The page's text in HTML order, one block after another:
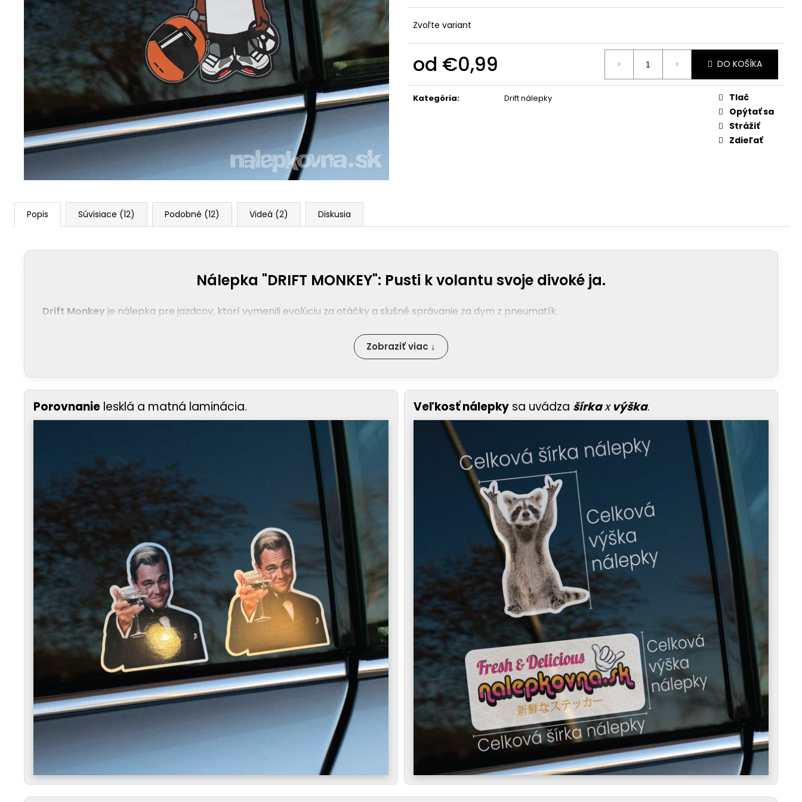
Zvoľte variant
od €0,99
cena:
DO KOŠÍKA
Kategória: Drift nálepky
Tlač
Opýtať sa
Strážiť
Zdieľať
Popis Súvisiace (12) Podobné (12) Videá (2) Diskusia
Nálepka "DRIFT MONKEY": Pusti k volantu svoje divoké ja.
Drift Monkey je nálepka pre jazdcov, ktorí vymenili evolúciu za otáčky a slušné správanie za dym z pneumatík.
Zobraziť viac ↓
Porovnanie lesklá a matná laminácia. Veľkosť nálepky sa uvádza šírkaxvýška.